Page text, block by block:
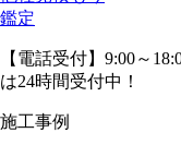
鑑定
【電話受付】9:00
は24時間受付中！
施工事例